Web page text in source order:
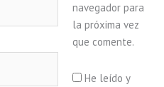
navegador para
la próxima vez
que comente.
He leído y